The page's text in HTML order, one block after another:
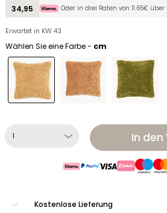
34,95 Oder in drei Raten von 11.65€ über
Erwartet in KW 43
Wählen Sie eine Farbe - cm
In den
Kostenlose Lieferung